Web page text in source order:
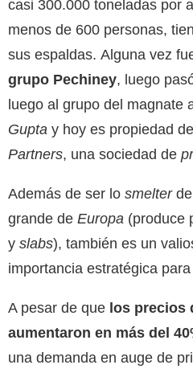
casi 300.000 toneladas por
menos de 600 personas,
sus espaldas. Alguna vez
grupo Pechiney, luego
luego al grupo del magnate
Gupta y hoy es propiedad de
Partners, una sociedad de
Además de ser lo smelter
grande de Europa (produce
y slabs), también es un
importancia estratégica
A pesar de que los precios
aumentaron en más del
una demanda en auge de